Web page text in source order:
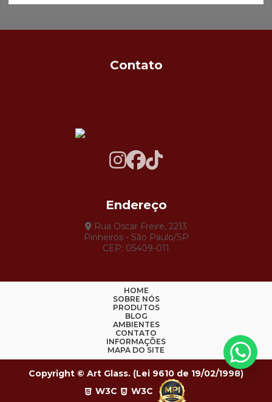
Contato
Endereço
Rua Oscar Freire, 2213
Pinheiros - São Paulo/SP
CEP: 05409-011
HOME
SOBRE NÓS
PRODUTOS
BLOG
AMBIENTES
CONTATO
INFORMAÇÕES
MAPA DO SITE
Copyright © Art Glass. (Lei 9610 de 19/02/1998)
W3C
W3C